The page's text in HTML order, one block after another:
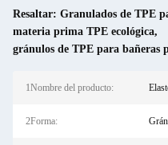
Resaltar: Granulados de TPE
materia prima TPE ecológica,
gránulos de TPE para bañeras
1Nombre del producto:
2Forma: